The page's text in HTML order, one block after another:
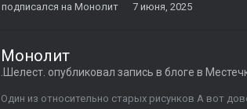
подписался на Монолит 7 июня, 2025
Монолит
.Шелест. опубликовал запись в блоге в
Один из относительно старых рисунков А вот